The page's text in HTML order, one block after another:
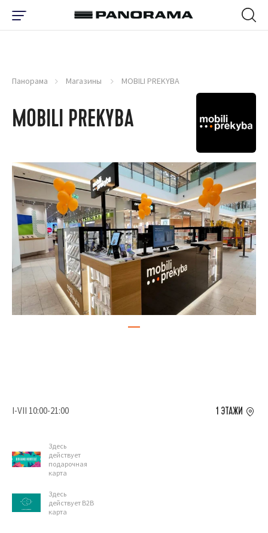
Панорама Магазины MOBILI PREKYBA
MOBILI PREKYBA
I-VII 10:00-21:00
Здесь
действует
подарочная
карта
Здесь
действует B2B
карта
1 ЭТАЖИ